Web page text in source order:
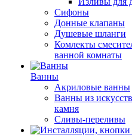
Сифоны
Донные клапаны
Душевые шланги
Комлекты
ванной комнаты
Ванны
Акриловые ванны
Ванны из
камня
Сливы-переливы